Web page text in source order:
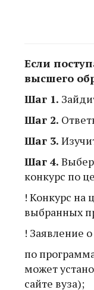
Если
высшего
Шаг 1.
Шаг 2.
Шаг 3.
Шаг 4.
конкурс по
! Конкурс на
выбранных
! Заявление
по
может
сайте вуза);